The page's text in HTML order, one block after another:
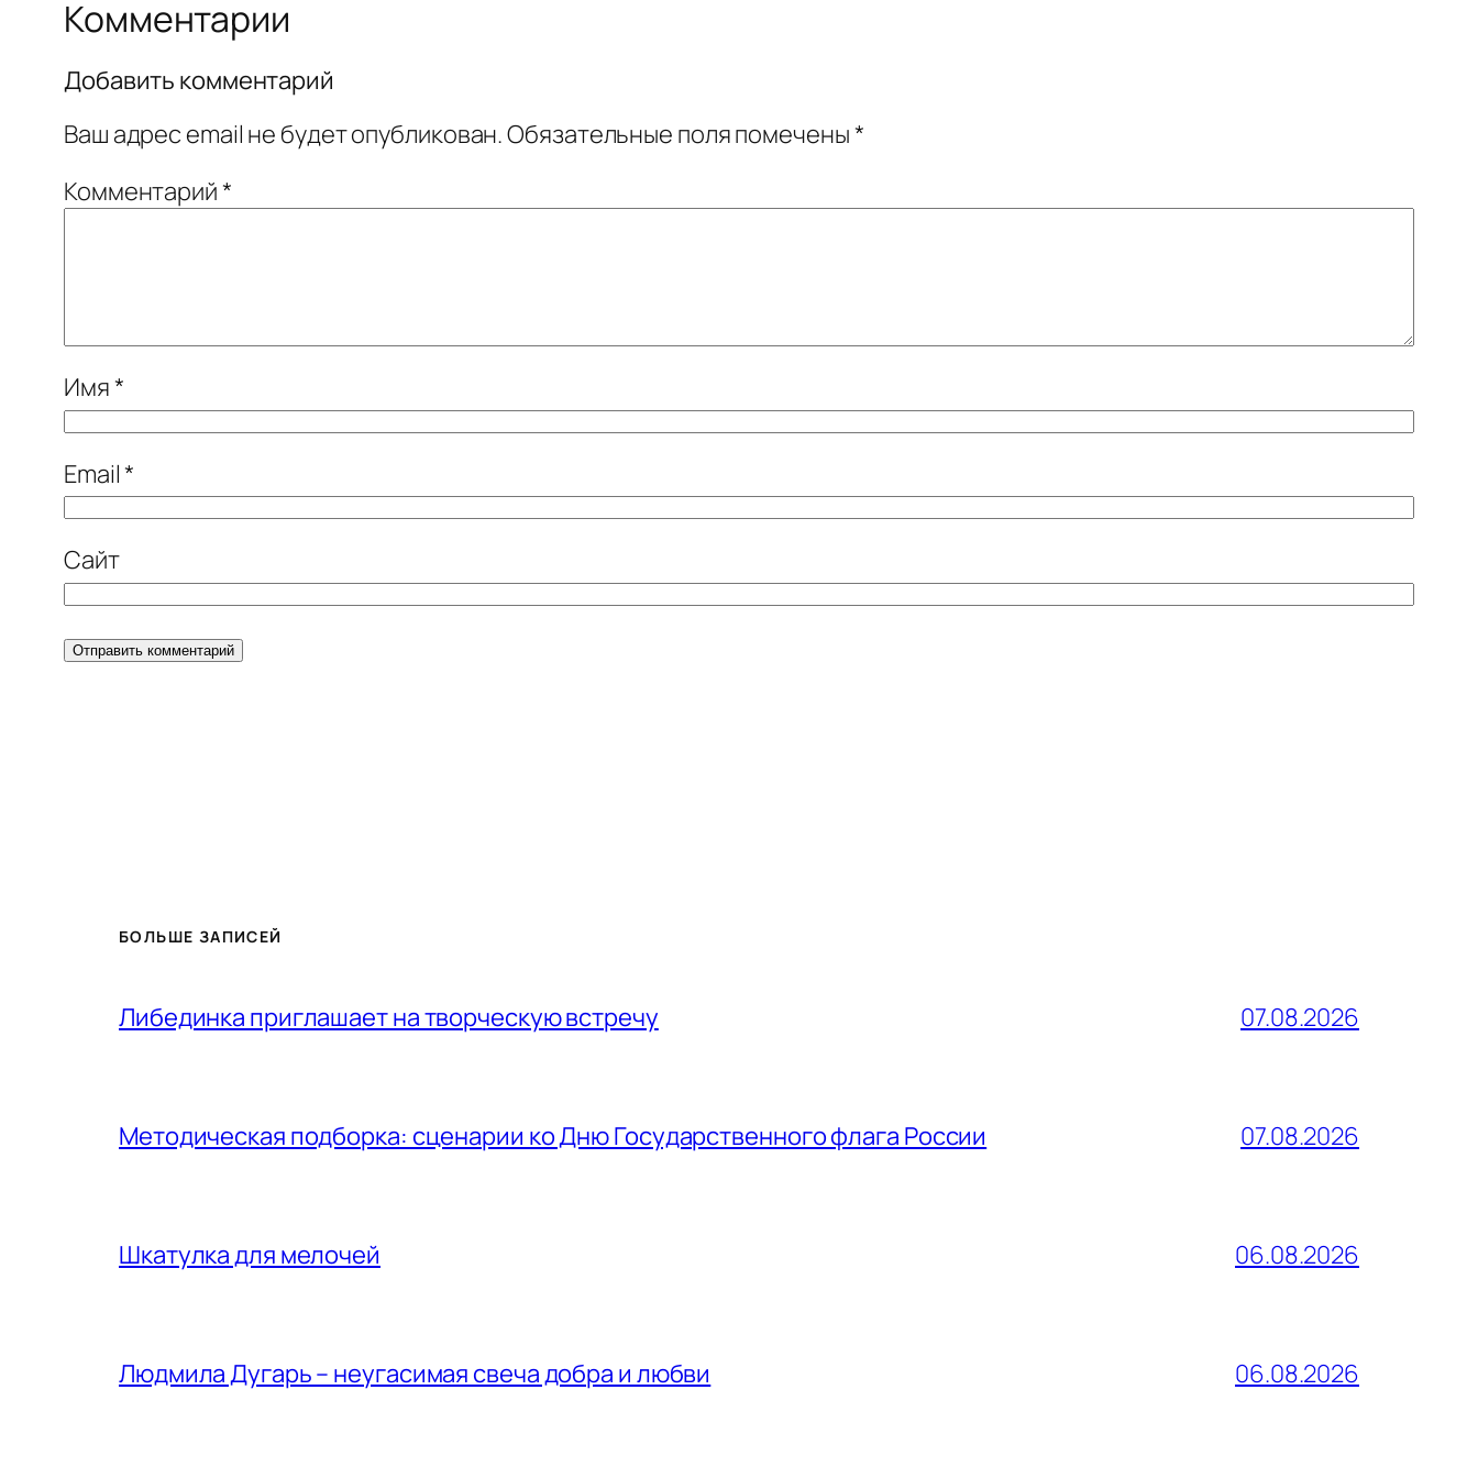
Комментарии
Добавить комментарий
Ваш адрес email не будет опубликован.Обязательные поля помечены*
Комментарий*
Имя*
Email*
Сайт
БОЛЬШЕ ЗАПИСЕЙ
Либединка приглашает на творческую встречу 07.08.2026
Методическая подборка: сценарии ко Дню Государственного флага России 07.08.2026
Шкатулка для мелочей 06.08.2026
Людмила Дугарь – неугасимая свеча добра и любви 06.08.2026